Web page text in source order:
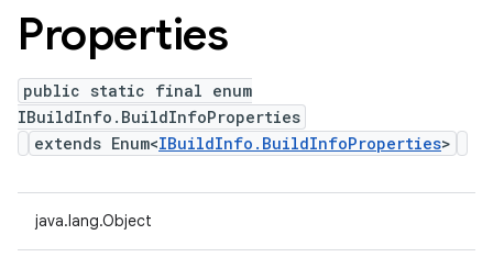
Properties
public static final enum
IBuildInfo.BuildInfoProperties
extends Enum<IBuildInfo.BuildInfoProperties>
java.lang.Object